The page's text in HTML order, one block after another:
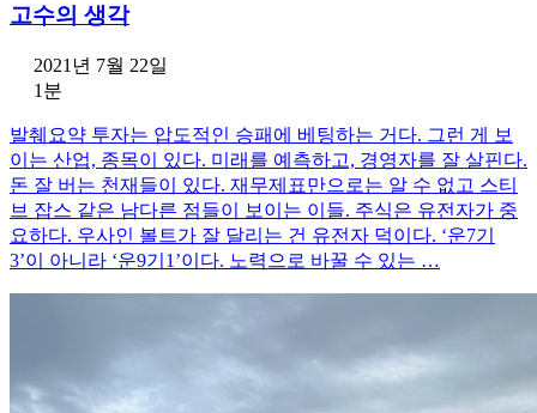
고수의 생각
2021년 7월 22일
1분
발췌요약 투자는 압도적인 승패에 베팅하는 거다. 그런 게 보
이는 산업, 종목이 있다. 미래를 예측하고, 경영자를 잘 살핀다.
돈 잘 버는 천재들이 있다. 재무제표만으로는 알 수 없고 스티
브 잡스 같은 남다른 점들이 보이는 이들. 주식은 유전자가 중
요하다. 우사인 볼트가 잘 달리는 건 유전자 덕이다. ‘운7기
3’이 아니라 ‘운9기1’이다. 노력으로 바꿀 수 있는 …